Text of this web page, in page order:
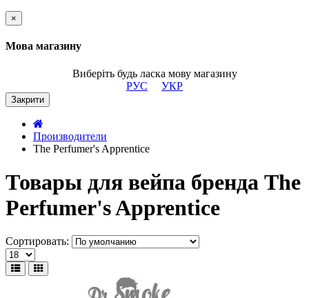
×
Мова магазину
Виберіть будь ласка мову магазину
РУС
УКР
Закрити
Производители
The Perfumer's Apprentice
Товары для вейпа бренда The
Perfumer's Apprentice
Сортировать: